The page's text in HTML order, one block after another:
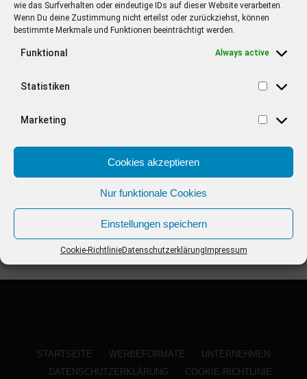
wie das Surfverhalten oder eindeutige IDs auf dieser Website verarbeiten.
Wenn Du deine Zustimmung nicht erteilst oder zurückziehst, können
bestimmte Merkmale und Funktionen beeinträchtigt werden.
Funktional Always active
Statistiken
Marketing
Cookies akzeptieren
Nur funktionale Cookies
Einstellungen speichern
Cookie-RichtlinieDatenschutzerklärung Impressum
STARS 4 years ago
Barbara Schöneberger Moderatorin
von “Verstehen Sie Spaß?”
STARTSEITE WERBEFORMATE
UNTERNEHMEN
DATENSCHUTZERKLÄRUNG
COOKIE-RICHTLINIE